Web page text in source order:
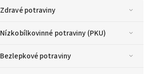
Zdravé potraviny
Nízkobílkovinné potraviny (PKU)
Bezlepkové potraviny